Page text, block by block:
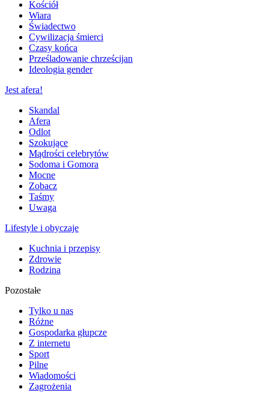
Kościół
Wiara
Świadectwo
Cywilizacja śmierci
Czasy końca
Prześladowanie chrześcijan
Ideologia gender
Jest afera!
Skandal
Afera
Odlot
Szokujące
Mądrości celebrytów
Sodoma i Gomora
Mocne
Zobacz
Taśmy
Uwaga
Lifestyle i obyczaje
Kuchnia i przepisy
Zdrowie
Rodzina
Pozostałe
Tylko u nas
Różne
Gospodarka głupcze
Z internetu
Sport
Pilne
Wiadomości
Zagrożenia